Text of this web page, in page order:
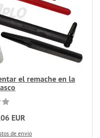
el remache en la
EUR
de envío